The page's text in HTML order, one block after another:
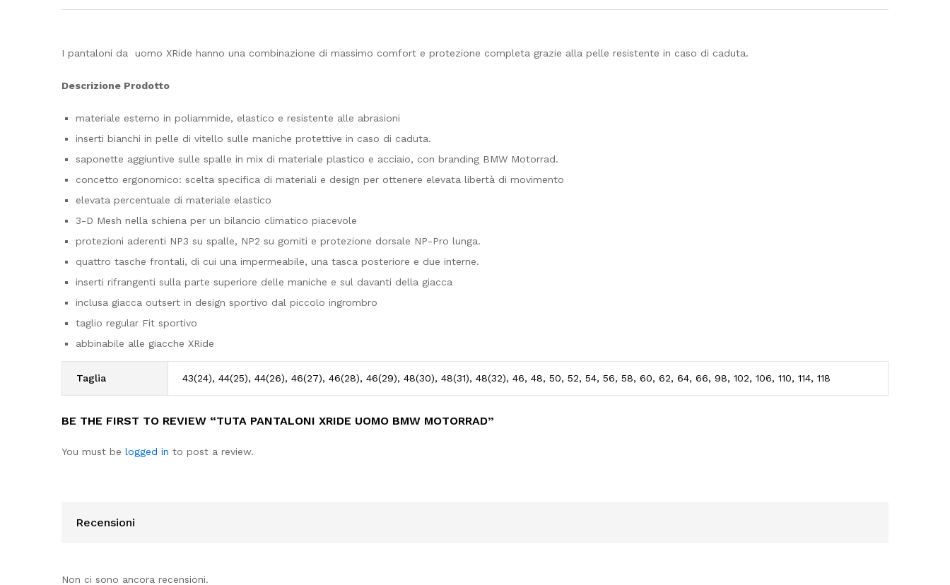
I pantaloni da uomo XRide hanno una combinazione di massimo comfort e protezione completa grazie alla pelle resistente in caso di caduta.
Descrizione Prodotto
materiale esterno in poliammide, elastico e resistente alle abrasioni
inserti bianchi in pelle di vitello sulle maniche protettive in caso di caduta.
saponette aggiuntive sulle spalle in mix di materiale plastico e acciaio, con branding BMW Motorrad.
concetto ergonomico: scelta specifica di materiali e design per ottenere elevata libertà di movimento
elevata percentuale di materiale elastico
3-D Mesh nella schiena per un bilancio climatico piacevole
protezioni aderenti NP3 su spalle, NP2 su gomiti e protezione dorsale NP-Pro lunga.
quattro tasche frontali, di cui una impermeabile, una tasca posteriore e due interne.
inserti rifrangenti sulla parte superiore delle maniche e sul davanti della giacca
inclusa giacca outsert in design sportivo dal piccolo ingrombro
taglio regular Fit sportivo
abbinabile alle giacche XRide
Taglia 43(24), 44(25), 44(26), 46(27), 46(28), 46(29), 48(30), 48(31), 48(32), 46, 48, 50, 52, 54, 56, 58, 60, 62, 64, 66, 98, 102, 106, 110, 114, 118
BE THE FIRST TO REVIEW “TUTA PANTALONI XRIDE UOMO BMW MOTORRAD”
You must be logged in to post a review.
Recensioni
Non ci sono ancora recensioni.